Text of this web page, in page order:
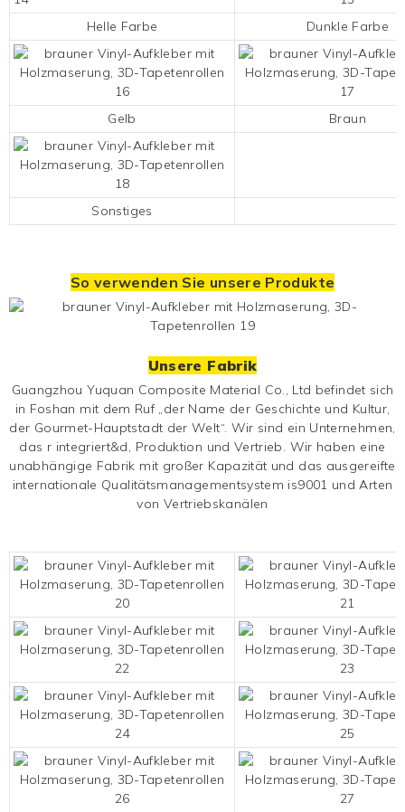
Helle Farbe Dunkle Farbe
Gelb Braun
Sonstiges
So verwenden Sie unsere Produkte
Unsere Fabrik
Guangzhou Yuquan Composite Material Co., Ltd befindet sich
in Foshan mit dem Ruf „der Name der Geschichte und Kultur,
der Gourmet-Hauptstadt der Welt“. Wir sind ein Unternehmen,
das r integriert&d, Produktion und Vertrieb. Wir haben eine
unabhängige Fabrik mit großer Kapazität und das ausgereifte
internationale Qualitätsmanagementsystem is9001 und Arten
von Vertriebskanälen